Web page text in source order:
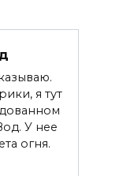
я тут
У нее
огня.